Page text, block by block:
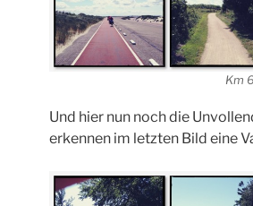
Km
Und hier nun noch die
erkennen im letzten Bild eine